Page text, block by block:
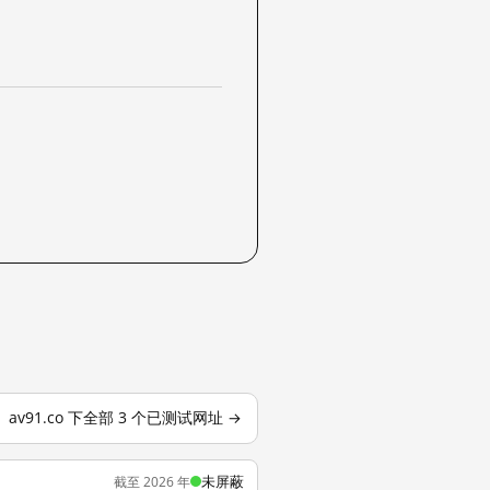
av91.co 下全部 3 个已测试网址 →
截至 2026 年 未屏蔽